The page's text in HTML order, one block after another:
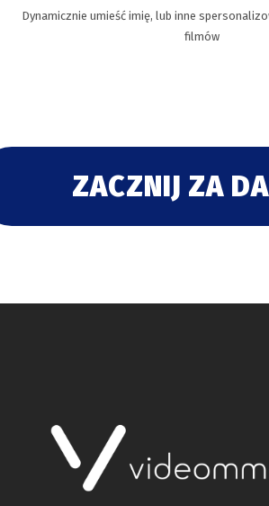
Dynamicznie umieść imię, lub inne
filmów
ZACZNIJ ZA